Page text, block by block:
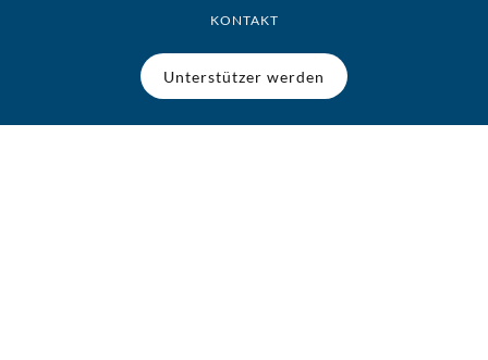
KONTAKT
Unterstützer werden